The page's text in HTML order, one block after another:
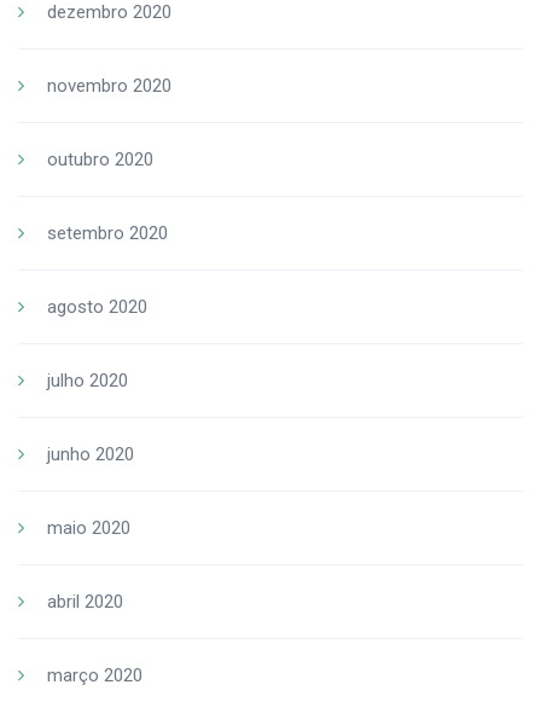
dezembro 2020
novembro 2020
outubro 2020
setembro 2020
agosto 2020
julho 2020
junho 2020
maio 2020
abril 2020
março 2020